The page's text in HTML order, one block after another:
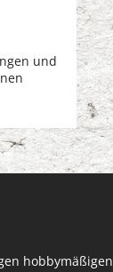
und